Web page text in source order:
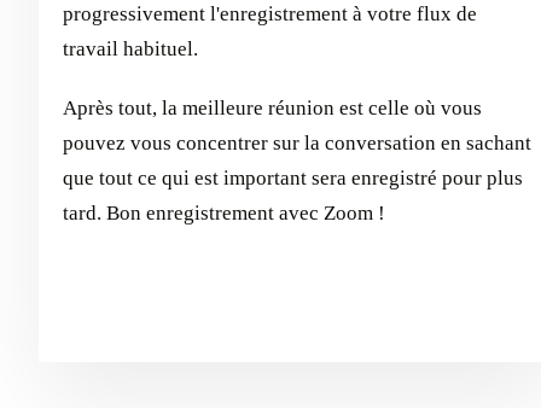
progressivement l'enregistrement à votre flux de
travail habituel.
Après tout, la meilleure réunion est celle où vous
pouvez vous concentrer sur la conversation en sachant
que tout ce qui est important sera enregistré pour plus
tard. Bon enregistrement avec Zoom !